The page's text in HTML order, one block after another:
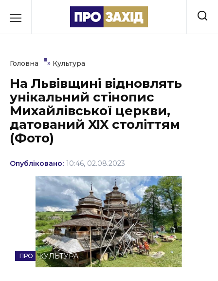
до
Культура
Освіта
Події
Політика
Соціум
Спорт
Стиль життя
Втрачений Ужгород
Головна » Культура
На Львівщині відновлять
унікальний стінопис
Михайлівської церкви,
датований XIX століттям
(Фото)
Опубліковано: 10:46, 02.08.2023
КУЛЬТУРА